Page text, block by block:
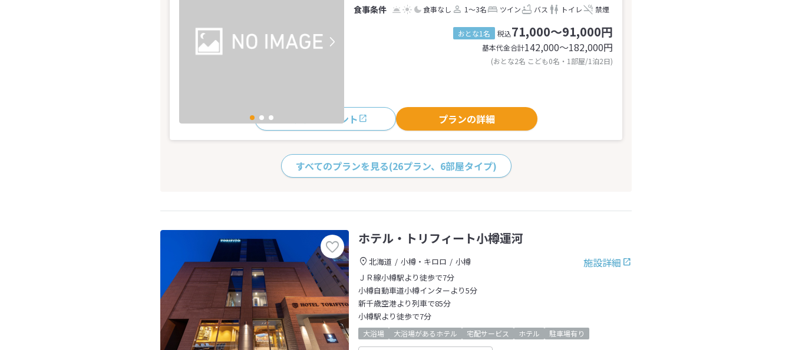
食事なし 1～3名 ツイン バス トイレ 禁煙
おとな1名 税込71,000～91,000円
基本代金合計142,000〜182,000円
(おとな2名 こども0名・1部屋/1泊2日)
おすすめポイント プランの詳細
すべてのプランを見る(26プラン、6部屋タイプ)
ホテル・トリフィート小樽運河
施設詳細
北海道 小樽・キロロ
小樽
ＪＲ線小樽駅より徒歩で7分
小樽自動車道小樽インターより5分
新千歳空港より列車で85分
小樽駅より徒歩で7分
大浴場 大浴場があるホテル 宅配サービス ホテル 駐車場有り